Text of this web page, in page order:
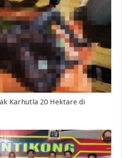
Karhutla 20 Hektare di